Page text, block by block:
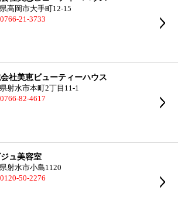
高岡市大手町12-15
21-3733
社美恵ビューティーハウス
射水市本町2丁目11-1
82-4617
ュ美容室
射水市小島1120
50-2276